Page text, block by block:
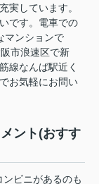
実しています。
です。電車での
マンションで
市浪速区で新
線なんば駅近く
お気軽にお問い
ント(おすす
ビニがあるのも